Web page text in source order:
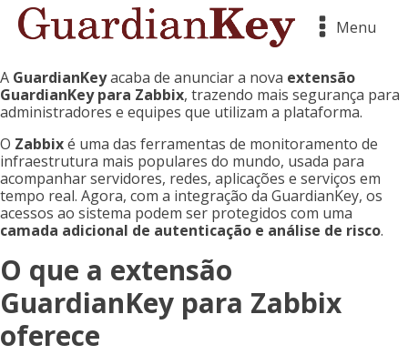
Menu
A GuardianKeyacaba de anunciar a nova extensão
GuardianKey para Zabbix, trazendo mais segurança para
administradores e equipes que utilizam a plataforma.
O Zabbixé uma das ferramentas de monitoramento de
infraestrutura mais populares do mundo, usada para
acompanhar servidores, redes, aplicações e serviços em
tempo real. Agora, com a integração da GuardianKey, os
acessos ao sistema podem ser protegidos com uma
camada adicional de autenticação e análise de risco.
O que a extensão
GuardianKey para Zabbix
oferece